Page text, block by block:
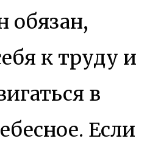
обязан,
к труду и
в
Если